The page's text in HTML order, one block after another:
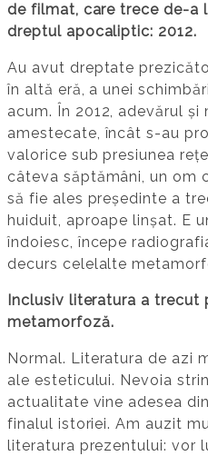
de filmat, care trece de-a
dreptul apocaliptic: 2012.
Au avut dreptate
în altă eră, a unei
acum. În 2012, adevărul
amestecate, încât s-au
valorice sub presiunea
câteva săptămâni, un om
să fie ales președinte a
huiduit, aproape linșat. E
îndoiesc, începe
decurs celelalte
Inclusiv literatura a trecut
metamorfoză.
Normal. Literatura de azi
ale esteticului. Nevoia
actualitate vine adesea
finalul istoriei. Am auzit
literatura prezentului: vor